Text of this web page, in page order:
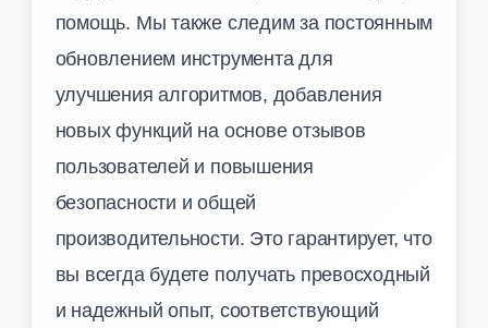
помощь. Мы также следим за постоянным
обновлением инструмента для
улучшения алгоритмов, добавления
новых функций на основе отзывов
пользователей и повышения
безопасности и общей
производительности. Это гарантирует, что
вы всегда будете получать превосходный
и надежный опыт, соответствующий